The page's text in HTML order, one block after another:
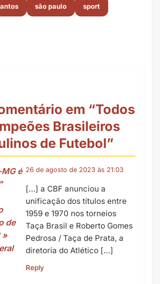
são paulo sport
em “Todos
Brasileiros
de Futebol”
é
de
»
26 de agosto de 2023 às 21:03
[…] a CBF anunciou a
unificação dos títulos entre
1959 e 1970 nos torneios
Taça Brasil e Roberto Gomes
Pedrosa / Taça de Prata, a
diretoria do Atlético […]
Reply